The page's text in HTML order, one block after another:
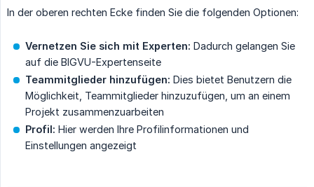
In der oberen rechten Ecke finden Sie die folgenden Optionen:
Vernetzen Sie sich mit Experten: Dadurch gelangen Sie
auf die BIGVU-Expertenseite
Teammitglieder hinzufügen: Dies bietet Benutzern die
Möglichkeit, Teammitglieder hinzuzufügen, um an einem
Projekt zusammenzuarbeiten
Profil: Hier werden Ihre Profilinformationen und
Einstellungen angezeigt